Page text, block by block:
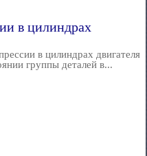
в цилиндрах
в цилиндрах двигателя
группы деталей в...